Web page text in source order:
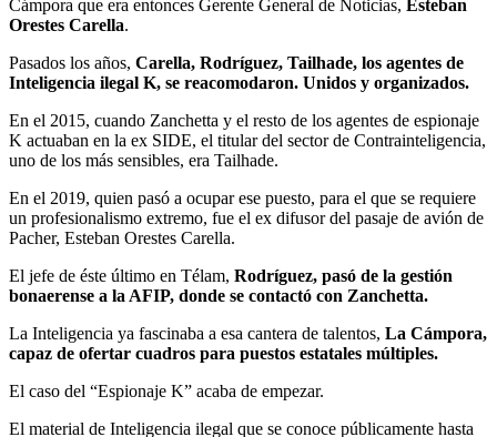
Cámpora que era entonces Gerente General de Noticias, Esteban
Orestes Carella.
Pasados los años, Carella, Rodríguez, Tailhade, los agentes de
Inteligencia ilegal K, se reacomodaron. Unidos y organizados.
En el 2015, cuando Zanchetta y el resto de los agentes de espionaje
K actuaban en la ex SIDE, el titular del sector de Contrainteligencia,
uno de los más sensibles, era Tailhade.
En el 2019, quien pasó a ocupar ese puesto, para el que se requiere
un profesionalismo extremo, fue el ex difusor del pasaje de avión de
Pacher, Esteban Orestes Carella.
El jefe de éste último en Télam, Rodríguez, pasó de la gestión
bonaerense a la AFIP, donde se contactó con Zanchetta.
La Inteligencia ya fascinaba a esa cantera de talentos, La Cámpora,
capaz de ofertar cuadros para puestos estatales múltiples.
El caso del “Espionaje K” acaba de empezar.
El material de Inteligencia ilegal que se conoce públicamente hasta